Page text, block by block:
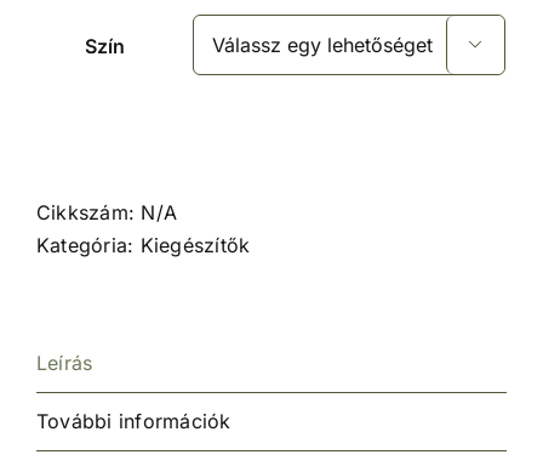
Szín 
Cikkszám: N/A
Kategória: Kiegészítők
Leírás
További információk